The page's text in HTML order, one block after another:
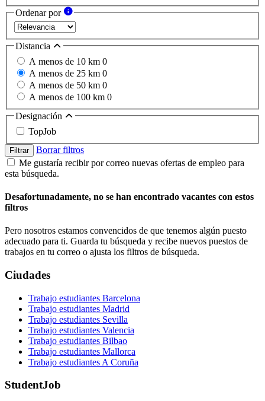
Ordenar por
Distancia
A menos de 10 km 0
A menos de 25 km 0
A menos de 50 km 0
A menos de 100 km 0
Designación
TopJob
Filtrar
Borrar filtros
Me gustaría recibir por correo nuevas ofertas de empleo para
esta búsqueda.
Desafortunadamente, no se han encontrado vacantes con estos
filtros
Pero nosotros estamos convencidos de que tenemos algún puesto
adecuado para ti. Guarda tu búsqueda y recibe nuevos puestos de
trabajos en tu correo o ajusta los filtros de búsqueda.
Ciudades
Trabajo estudiantes Barcelona
Trabajo estudiantes Madrid
Trabajo estudiantes Sevilla
Trabajo estudiantes Valencia
Trabajo estudiantes Bilbao
Trabajo estudiantes Mallorca
Trabajo estudiantes A Coruña
StudentJob